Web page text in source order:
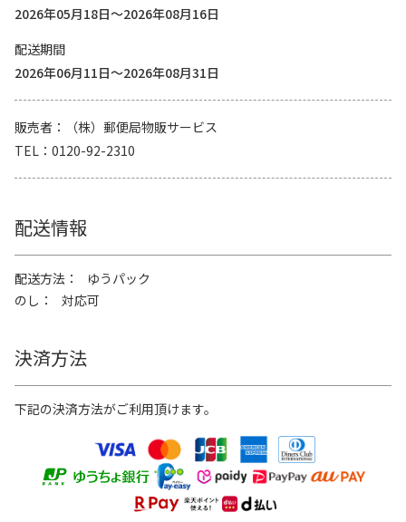
2026年05月18日～2026年08月16日
配送期間
2026年06月11日～2026年08月31日
販売者
（株）郵便局物販サービス
TEL
0120-92-2310
配送情報
配送方法
ゆうパック
のし
対応可
決済方法
下記の決済方法がご利用頂けます。